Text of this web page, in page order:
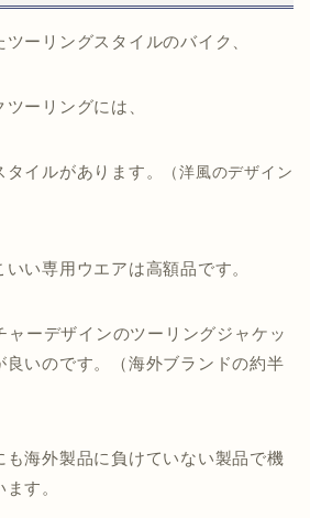
ーリングスタイルのバイク、
ーリングには、
イルがあります。
（洋風のデザイン
い専用ウエアは高額品です。
ャーデザインのツーリングジャケッ
良いのです。（海外ブランドの約半
も海外製品に負けていない製品で機
す。